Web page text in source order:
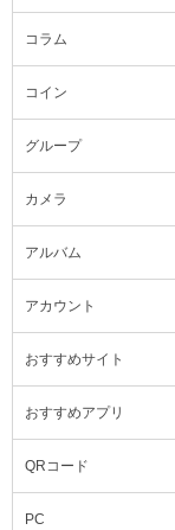
コラム
コイン
グループ
カメラ
アルバム
アカウント
おすすめサイト
おすすめアプリ
QRコード
PC